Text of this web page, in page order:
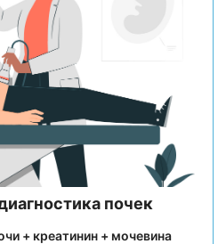
почек
+ креатинин + мочевина